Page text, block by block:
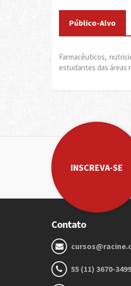
Público-Alvo
Farmacêuticos,
estudantes das áreas
INSCREVA-SE
Contato
55 (11) 3670-3499